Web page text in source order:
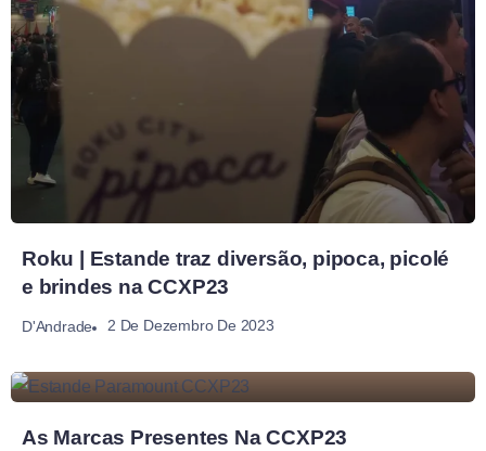
Roku | Estande traz diversão, pipoca, picolé
e brindes na CCXP23
D'Andrade 2 De Dezembro De 2023
As Marcas Presentes Na CCXP23